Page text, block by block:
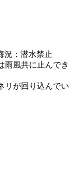
：潜水禁止
雨風共に止んでき
リが回り込んでい